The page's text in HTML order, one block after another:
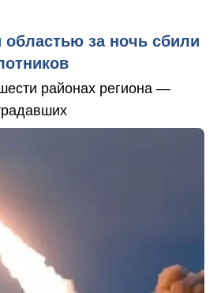
областью за ночь сбили
районах региона —